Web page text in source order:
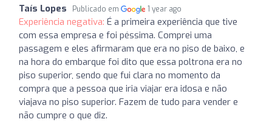
Taís Lopes Publicado em 1 year ago
Experiência negativa: É a primeira experiência que tive
com essa empresa e foi péssima. Comprei uma
passagem e eles afirmaram que era no piso de baixo, e
na hora do embarque foi dito que essa poltrona era no
piso superior, sendo que fui clara no momento da
compra que a pessoa que iria viajar era idosa e não
viajava no piso superior. Fazem de tudo para vender e
não cumpre o que diz.